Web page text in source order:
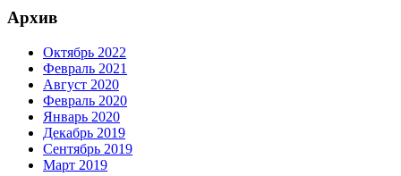
Архив
Октябрь 2022
Февраль 2021
Август 2020
Февраль 2020
Январь 2020
Декабрь 2019
Сентябрь 2019
Март 2019